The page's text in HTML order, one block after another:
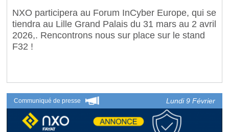
NXO participera au Forum InCyber Europe, qui se
tiendra au Lille Grand Palais du 31 mars au 2 avril
2026,. Rencontrons nous sur place sur le stand
F32 !
Communiqué de presse Lundi 9 Février